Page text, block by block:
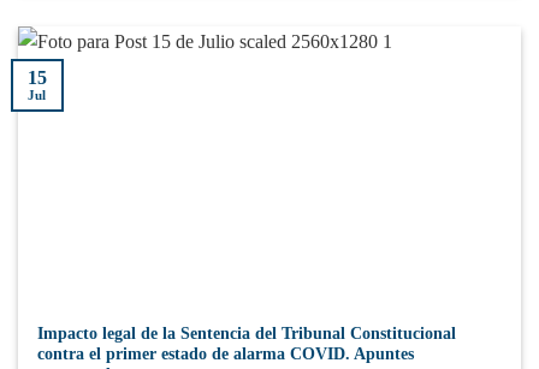
Impacto legal de la Sentencia del Tribunal Constitucional
contra el primer estado de alarma COVID. Apuntes
15
Jul